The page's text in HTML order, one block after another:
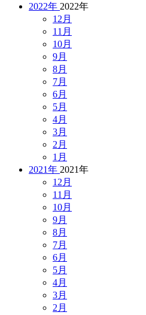
2022年 2022年
12月
11月
10月
9月
8月
7月
6月
5月
4月
3月
2月
1月
2021年 2021年
12月
11月
10月
9月
8月
7月
6月
5月
4月
3月
2月